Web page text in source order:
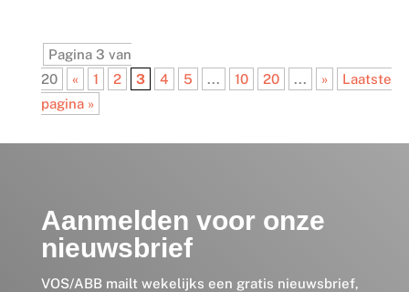
Pagina 3 van
20
« 1 2 3 4 5 ... 10 20 ... »
Laatste
pagina »
Aanmelden voor onze
nieuwsbrief
VOS/ABB mailt wekelijks een gratis nieuwsbrief,